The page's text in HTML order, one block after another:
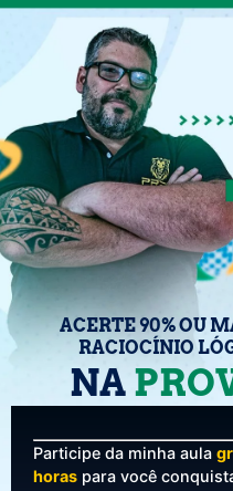
ACERTE 90% OU
RACIOCÍNIO
NA
Participe da minha aula
horas para você